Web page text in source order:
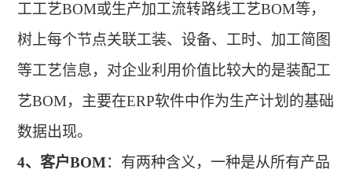
工工艺BOM或生产加工流转路线工艺BOM等，
树上每个节点关联工装、设备、工时、加工简图
等工艺信息，对企业利用价值比较大的是装配工
艺BOM，主要在ERP软件中作为生产计划的基础
数据出现。
4、客户BOM：有两种含义，一种是从所有产品